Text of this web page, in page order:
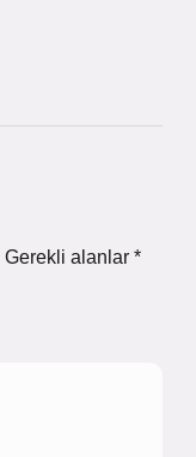
Gerekli alanlar *